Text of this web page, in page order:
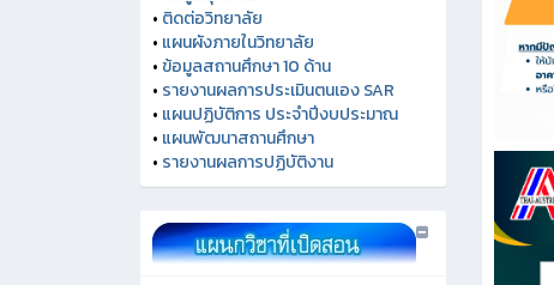
• ติดต่อวิทยาลัย
• แผนผังภายในวิทยาลัย
• ข้อมูลสถานศึกษา 10 ด้าน
• รายงานผลการประเมินตนเอง SAR
• แผนปฏิบัติการ ประจำปีงบประมาณ
• แผนพัฒนาสถานศึกษา
• รายงานผลการปฏิบัติงาน